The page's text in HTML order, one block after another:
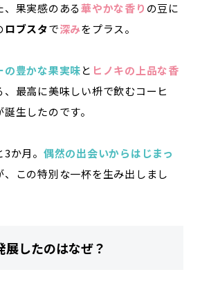
、果実感のある華やかな香り の豆に
ロブスタで深みをプラス。
の豊かな果実味と ヒノキの上品な香
、最高に美味しい枡で飲むコーヒ
生したのです。
か月。 偶然の出会いからはじまっ
、この特別な一杯を生み出しまし
展したのはなぜ？